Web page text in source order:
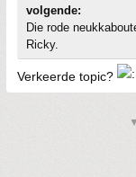
volgende:
Die rode
Ricky.
Verkeerde topic?